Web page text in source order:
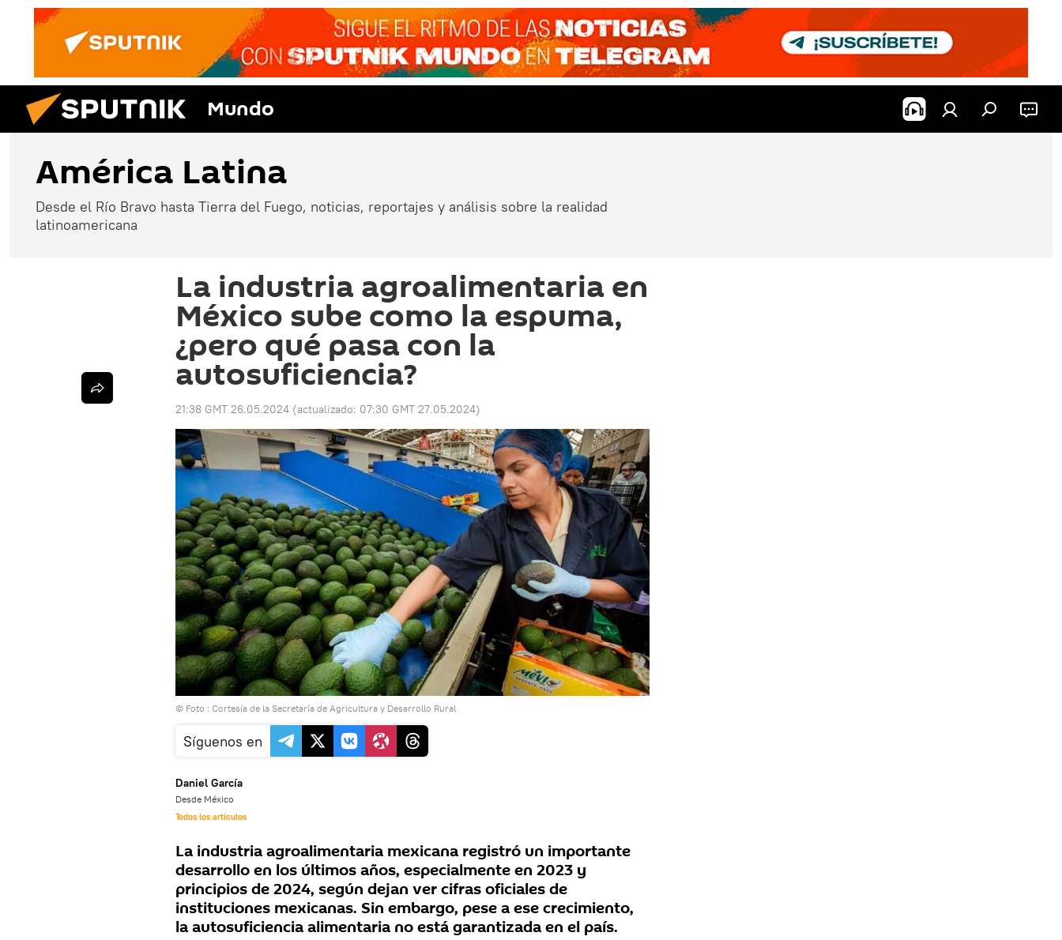
Mundo
América Latina
Desde el Río Bravo hasta Tierra del Fuego, noticias, reportajes y análisis sobre la realidad
latinoamericana
La industria agroalimentaria en
México sube como la espuma,
¿pero qué pasa con la
autosuficiencia?
21:38 GMT 26.05.2024 (actualizado: 07:30 GMT 27.05.2024)
© Foto : Cortesía de la Secretaría de Agricultura y Desarrollo Rural
Síguenos en
Daniel García
Desde México
Todos los artículos
La industria agroalimentaria mexicana registró un importante
desarrollo en los últimos años, especialmente en 2023 y
principios de 2024, según dejan ver cifras oficiales de
instituciones mexicanas. Sin embargo, pese a ese crecimiento,
la autosuficiencia alimentaria no está garantizada en el país.